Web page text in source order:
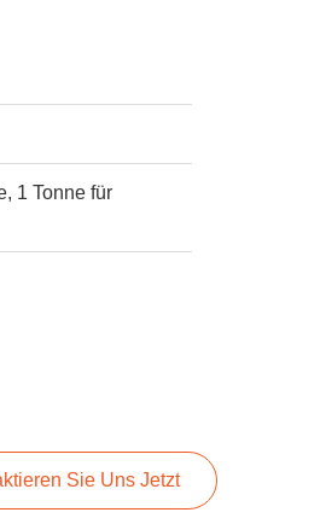
1 Tonne für
Sie Uns Jetzt